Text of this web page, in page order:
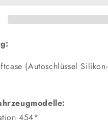
(Autoschlüssel
454*